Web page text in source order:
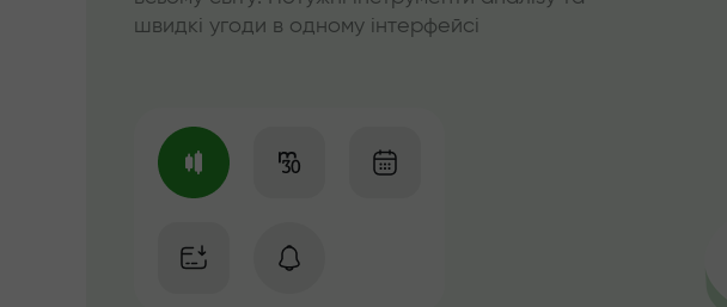
швидкі угоди в одному інтерфейсі